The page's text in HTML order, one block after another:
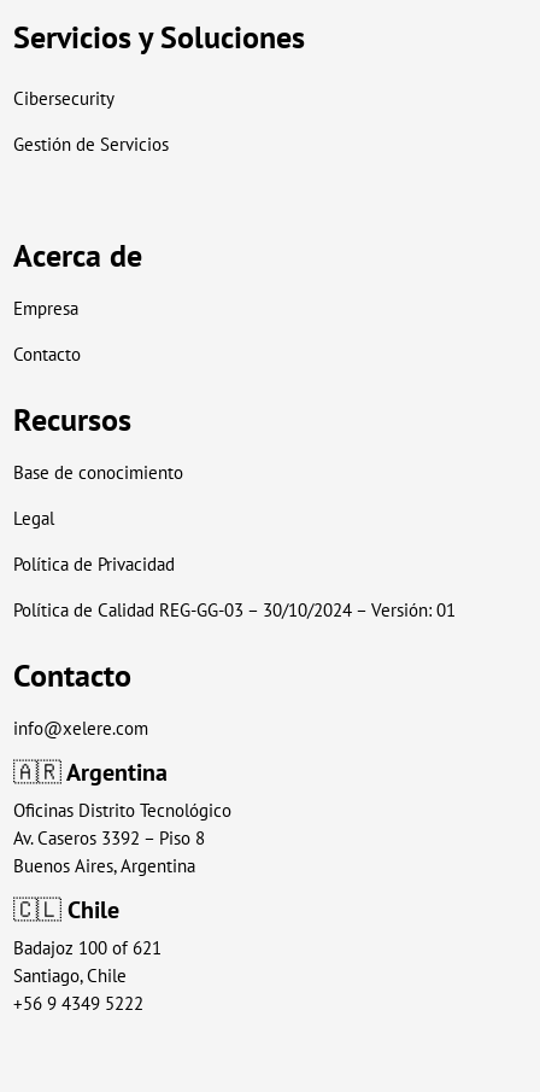
Servicios y Soluciones
Cibersecurity
Gestión de Servicios
Acerca de
Empresa
Contacto
Recursos
Base de conocimiento
Legal
Política de Privacidad
Política de Calidad REG-GG-03 – 30/10/2024 – Versión: 01
Contacto
info@xelere.com
🇦🇷Argentina
Oficinas Distrito Tecnológico
Av. Caseros 3392 – Piso 8
Buenos Aires, Argentina
🇨🇱 Chile
Badajoz 100 of 621
Santiago, Chile
+56 9 4349 5222